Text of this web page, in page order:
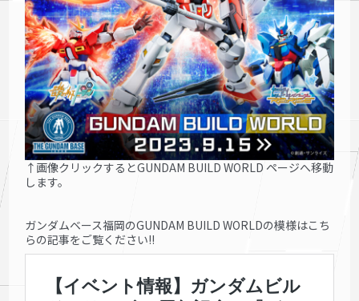
↑画像クリックするとGUNDAM BUILD WORLD ページへ移動
します。
ガンダムベース福岡のGUNDAM BUILD WORLDの模様はこち
らの記事をご覧ください!!